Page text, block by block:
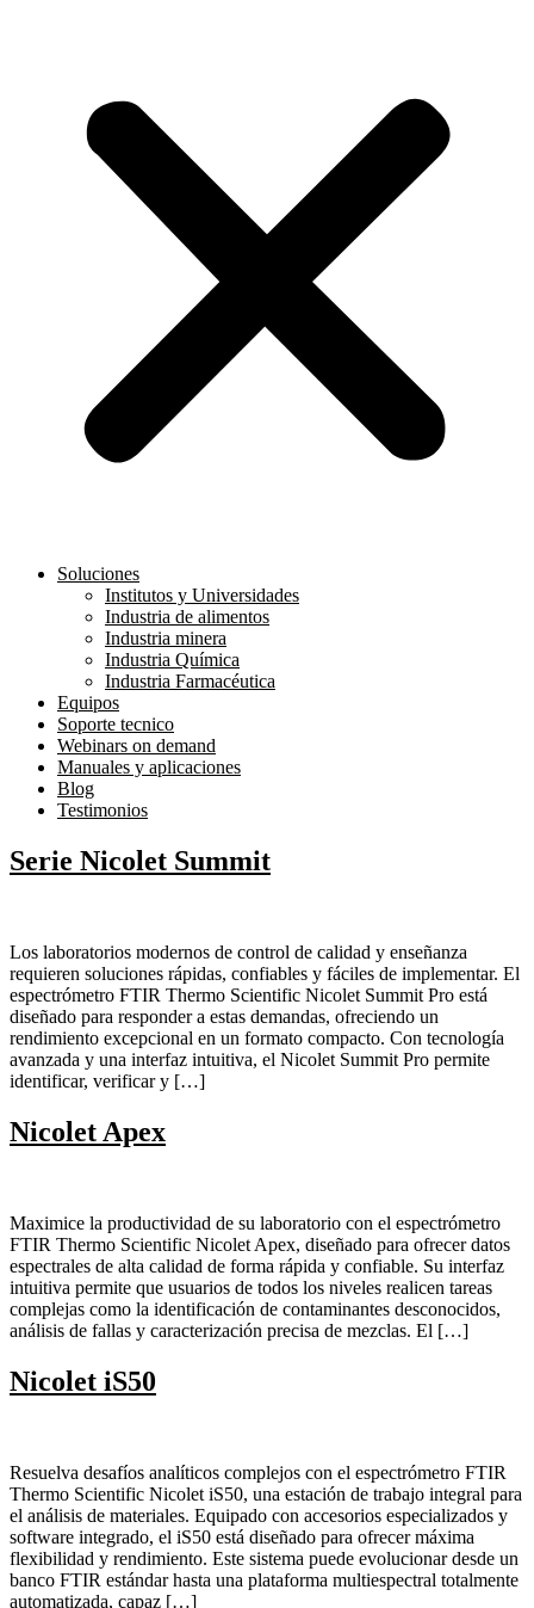
Soluciones
Institutos y Universidades
Industria de alimentos
Industria minera
Industria Química
Industria Farmacéutica
Equipos
Soporte tecnico
Webinars on demand
Manuales y aplicaciones
Blog
Testimonios
Serie Nicolet Summit
Los laboratorios modernos de control de calidad y enseñanza
requieren soluciones rápidas, confiables y fáciles de implementar. El
espectrómetro FTIR Thermo Scientific Nicolet Summit Pro está
diseñado para responder a estas demandas, ofreciendo un
rendimiento excepcional en un formato compacto. Con tecnología
avanzada y una interfaz intuitiva, el Nicolet Summit Pro permite
identificar, verificar y […]
Nicolet Apex
Maximice la productividad de su laboratorio con el espectrómetro
FTIR Thermo Scientific Nicolet Apex, diseñado para ofrecer datos
espectrales de alta calidad de forma rápida y confiable. Su interfaz
intuitiva permite que usuarios de todos los niveles realicen tareas
complejas como la identificación de contaminantes desconocidos,
análisis de fallas y caracterización precisa de mezclas. El […]
Nicolet iS50
Resuelva desafíos analíticos complejos con el espectrómetro FTIR
Thermo Scientific Nicolet iS50, una estación de trabajo integral para
el análisis de materiales. Equipado con accesorios especializados y
software integrado, el iS50 está diseñado para ofrecer máxima
flexibilidad y rendimiento. Este sistema puede evolucionar desde un
banco FTIR estándar hasta una plataforma multiespectral totalmente
automatizada, capaz […]